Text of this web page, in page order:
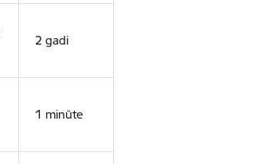
2 gadi
1 minūte